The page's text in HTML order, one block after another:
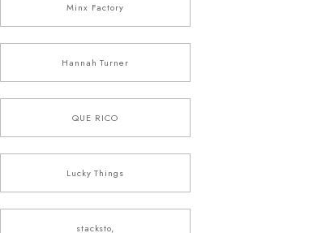
Minx Factory
Hannah Turner
QUE RICO
Lucky Things
stacksto,